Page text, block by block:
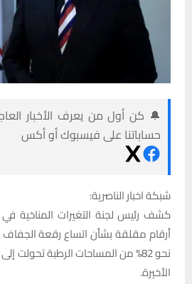
🔔 كن أول من يعرف الأخبار
حساباتنا على فيسبوك أو أكس
شبكة اخبار الناصرية:
كشف رئيس لجنة التغيرات المناخية
أرقام مقلقة بشأن اتساع رقعة
نحو 82% من المساحات الرطبة
الأخيرة.